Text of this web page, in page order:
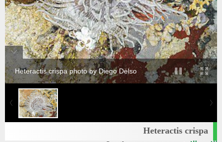
Heteractis crispa photo by Diego Delso
Heteractis crispa